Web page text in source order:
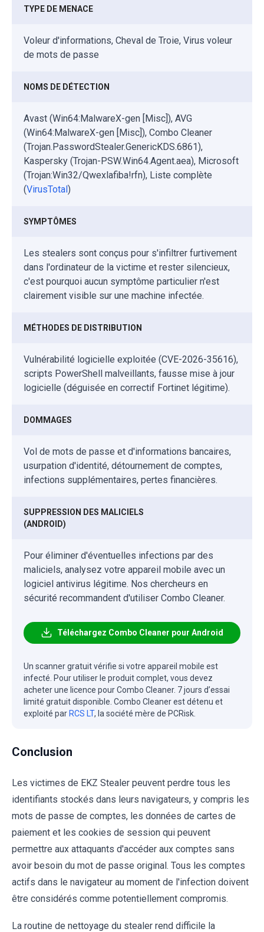
TYPE DE MENACE
Voleur d'informations, Cheval de Troie, Virus voleur
de mots de passe
NOMS DE DÉTECTION
Avast (Win64:MalwareX-gen [Misc]), AVG
(Win64:MalwareX-gen [Misc]), Combo Cleaner
(Trojan.PasswordStealer.GenericKDS.6861),
Kaspersky (Trojan-PSW.Win64.Agent.aea), Microsoft
(Trojan:Win32/Qwexlafiba!rfn), Liste complète
(VirusTotal)
SYMPTÔMES
Les stealers sont conçus pour s'infiltrer furtivement
dans l'ordinateur de la victime et rester silencieux,
c'est pourquoi aucun symptôme particulier n'est
clairement visible sur une machine infectée.
MÉTHODES DE DISTRIBUTION
Vulnérabilité logicielle exploitée (CVE-2026-35616),
scripts PowerShell malveillants, fausse mise à jour
logicielle (déguisée en correctif Fortinet légitime).
DOMMAGES
Vol de mots de passe et d'informations bancaires,
usurpation d'identité, détournement de comptes,
infections supplémentaires, pertes financières.
SUPPRESSION DES MALICIELS
(ANDROID)
Pour éliminer d'éventuelles infections par des
maliciels, analysez votre appareil mobile avec un
logiciel antivirus légitime. Nos chercheurs en
sécurité recommandent d'utiliser Combo Cleaner.
Téléchargez Combo Cleaner pour Android
Un scanner gratuit vérifie si votre appareil mobile est
infecté. Pour utiliser le produit complet, vous devez
acheter une licence pour Combo Cleaner. 7 jours d’essai
limité gratuit disponible. Combo Cleaner est détenu et
exploité par RCS LT, la société mère de PCRisk.
Conclusion
Les victimes de EKZ Stealer peuvent perdre tous les
identifiants stockés dans leurs navigateurs, y compris les
mots de passe de comptes, les données de cartes de
paiement et les cookies de session qui peuvent
permettre aux attaquants d'accéder aux comptes sans
avoir besoin du mot de passe original. Tous les comptes
actifs dans le navigateur au moment de l'infection doivent
être considérés comme potentiellement compromis.
La routine de nettoyage du stealer rend difficile la